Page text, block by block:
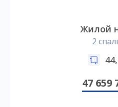
Жилой
2
47 659